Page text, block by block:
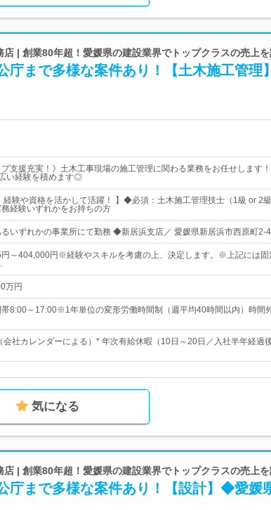
店 | 創業80年超！愛媛県の建設業界でトップクラスの売上を
庁まで多様な案件あり！【土木施工管
プ支援充実！》土木工事現場の施工管理に関わる業務をお任せします
い経験を積めます◎
経験や資格を活かして活躍！ 】◆必須：土木施工管理技士（1級 or 2級
経験いずれかをお持ちの方
るいずれかの事業所にて勤務 ◆新居浜支店／ 愛媛県新居浜市西原町
円～404,000円※経験やスキルを考慮の上、決定します。※上記には固
万円
8:00～17:00※1年単位の変形労働時間制（週平均40時間以内）時間
会社カレンダーによる）* 年次有給休暇（10日～20日／入社半年経過
気になる
店 | 創業80年超！愛媛県の建設業界でトップクラスの売上を
庁まで多様な案件あり！【設計】◆愛媛